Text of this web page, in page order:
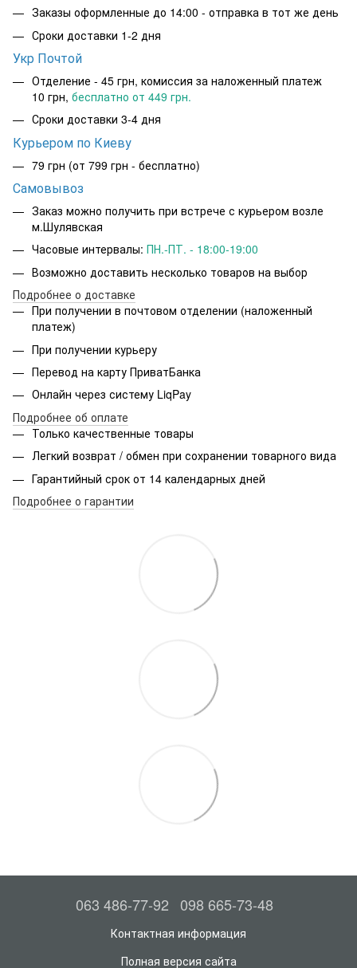
Заказы оформленные до 14:00 - отправка в тот же день
Сроки доставки 1-2 дня
Укр Почтой
Отделение - 45 грн, комиссия за наложенный платеж
10 грн, бесплатно от 449 грн.
Сроки доставки 3-4 дня
Курьером по Киеву
79 грн (от 799 грн - бесплатно)
Самовывоз
Заказ можно получить при встрече с курьером возле
м.Шулявская
Часовые интервалы: ПН.-ПТ. - 18:00-19:00
Возможно доставить несколько товаров на выбор
Подробнее о доставке
При получении в почтовом отделении (наложенный
платеж)
При получении курьеру
Перевод на карту ПриватБанка
Онлайн через систему LiqPay
Подробнее об оплате
Только качественные товары
Легкий возврат / обмен при сохранении товарного вида
Гарантийный срок от 14 календарных дней
Подробнее о гарантии
063 486-77-92 098 665-73-48
Контактная информация
Полная версия сайта